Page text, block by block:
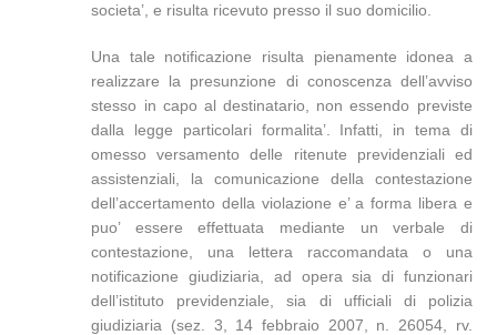
societa’, e risulta ricevuto presso il suo domicilio.
Una tale notificazione risulta pienamente idonea a
realizzare la presunzione di conoscenza dell’avviso
stesso in capo al destinatario, non essendo previste
dalla legge particolari formalita’. Infatti, in tema di
omesso versamento delle ritenute previdenziali ed
assistenziali, la comunicazione della contestazione
dell’accertamento della violazione e’ a forma libera e
puo’ essere effettuata mediante un verbale di
contestazione, una lettera raccomandata o una
notificazione giudiziaria, ad opera sia di funzionari
dell’istituto previdenziale, sia di ufficiali di polizia
giudiziaria (sez. 3, 14 febbraio 2007, n. 26054, rv.